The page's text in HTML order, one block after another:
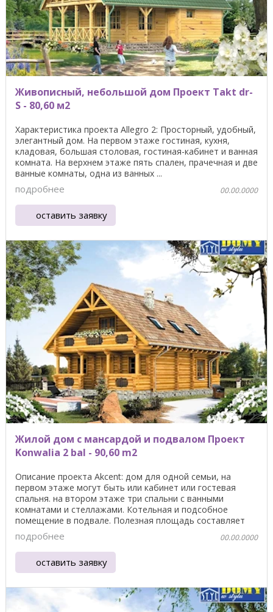
Живописный, небольшой дом Проект Takt dr-
S - 80,60 м2
Характеристика проекта Allegro 2: Просторный, удобный,
элегантный дом. На первом этаже гостиная, кухня,
кладовая, большая столовая, гостиная-кабинет и ванная
комната. На верхнем этаже пять спален, прачечная и две
ванные комнаты, одна из ванных ...
подробнее 00.00.0000
оставить заявку
Жилой дом с мансардой и подвалом Проект
Konwalia 2 bal - 90,60 m2
Описание проекта Akcent: дом для одной семьи, на
первом этаже могут быть или кабинет или гостевая
спальня. на втором этаже три спальни с ванными
комнатами и стеллажами. Котельная и подсобное
помещение в подвале. Полезная площадь составляет
159,60 ...
подробнее 00.00.0000
оставить заявку